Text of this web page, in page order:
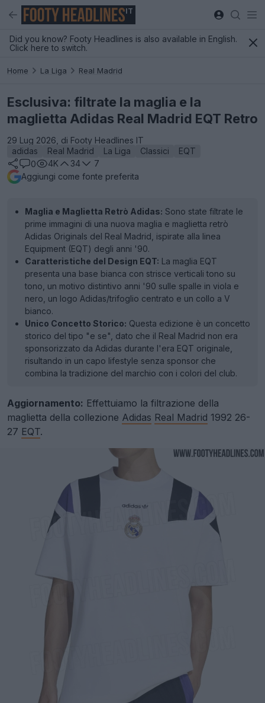
IT
Did you know? Footy Headlines is also available in English.
Click here to switch.
Home La Liga Real Madrid
Esclusiva: filtrate la maglia e la
maglietta Adidas Real Madrid EQT Retro
29 Lug 2026, di Footy Headlines IT
adidas
Real Madrid La Liga Classici
EQT
0
4K 34
7
Aggiungi come fonte preferita
Maglia e Maglietta Retrò Adidas: Sono state filtrate le
prime immagini di una nuova maglia e maglietta retrò
Adidas Originals del Real Madrid, ispirate alla linea
Equipment (EQT) degli anni '90.
Caratteristiche del Design EQT: La maglia EQT
presenta una base bianca con strisce verticali tono su
tono, un motivo distintivo anni '90 sulle spalle in viola e
nero, un logo Adidas/trifoglio centrato e un collo a V
bianco.
Unico Concetto Storico: Questa edizione è un concetto
storico del tipo "e se", dato che il Real Madrid non era
sponsorizzato da Adidas durante l'era EQT originale,
risultando in un capo lifestyle senza sponsor che
combina la tradizione del marchio con i colori del club.
Aggiornamento: Effettuiamo la filtrazione della
maglietta della collezione Adidas Real Madrid 1992 26-
27 EQT.